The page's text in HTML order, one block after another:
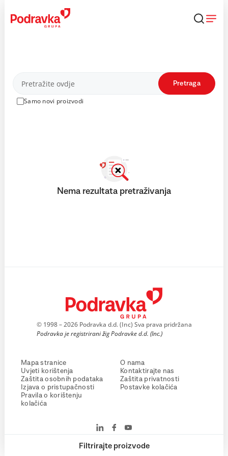
content
Proizvodi
Samo novi proizvodi
Pretraga
Filtrirajte proizvode
Nema rezultata pretraživanja
© 1998 – 2026 Podravka d.d. (Inc) Sva prava pridržana
Podravka je registrirani žig Podravke d.d. (Inc.)
Mapa stranice
Uvjeti korištenja
Zaštita osobnih podataka
Izjava o pristupačnosti
Pravila o korištenju
kolačića
O nama
Kontaktirajte nas
Zaštita privatnosti
Postavke kolačića